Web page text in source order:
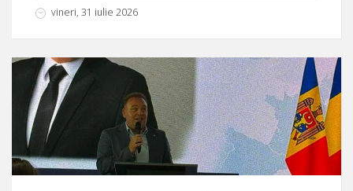
vineri, 31 iulie 2026